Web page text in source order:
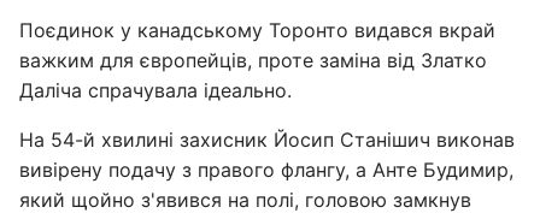
Поєдинок у канадському Торонто видався вкрай
важким для європейців, проте заміна від Златко
Даліча спрачувала ідеально.
На 54-й хвилині захисник Йосип Станішич виконав
вивірену подачу з правого флангу, а Анте Будимир,
який щойно з'явився на полі, головою замкнув